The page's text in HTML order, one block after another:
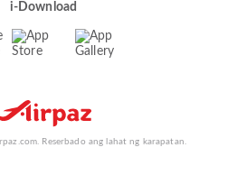
i-Download
Reserbado ang lahat ng karapatan.